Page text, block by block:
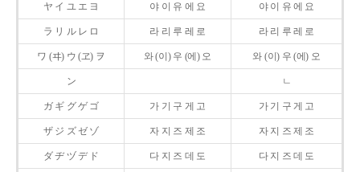
ヤ イ ユ エ ヨ 야 이 유 에 요 야 이 유 에 요
ラ リ ル レ ロ 라 리 루 레 로 라 리 루 레 로
ワ (ヰ) ウ (ヱ) ヲ 와 (이) 우 (에) 오 와 (이) 우 (에) 오
ン ㄴ
ガ ギ グ ゲ ゴ 가 기 구 게 고 가 기 구 게 고
ザ ジ ズ ゼ ゾ 자 지 즈 제 조 자 지 즈 제 조
ダ ヂ ヅ デ ド 다 지 즈 데 도 다 지 즈 데 도